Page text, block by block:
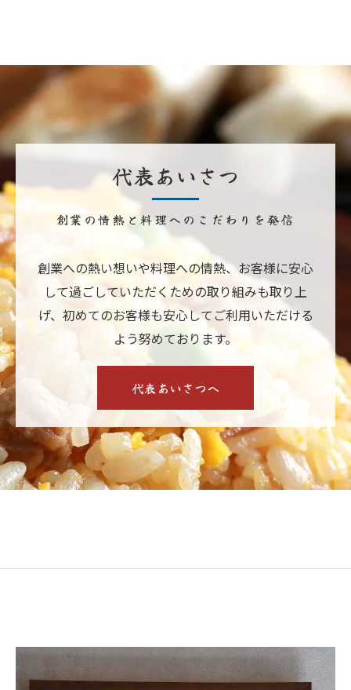
創業の情熱と料理へのこだわりを発信
代表あいさつ
創業への熱い想いや料理への情熱、お客様に安心
して過ごしていただくための取り組みも取り上
げ、初めてのお客様も安心してご利用いただける
よう努めております。
代表あいさつへ